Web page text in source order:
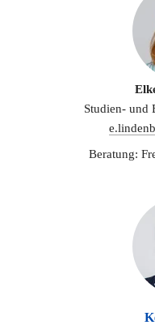
Studien- und
Beratung: